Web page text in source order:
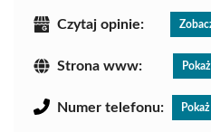
Czytaj opinie:
Strona www:
Numer telefonu: